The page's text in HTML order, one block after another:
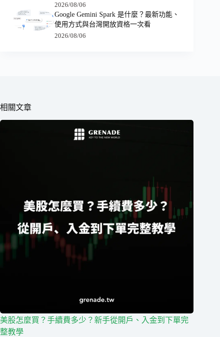
2026/08/06
Google Gemini Spark 是什麼？最新功能、
使用方式與台灣開放資格一次看
2026/08/06
相關文章
美股怎麼買？手續費多少？新手從開戶、入金到下單完
整教學